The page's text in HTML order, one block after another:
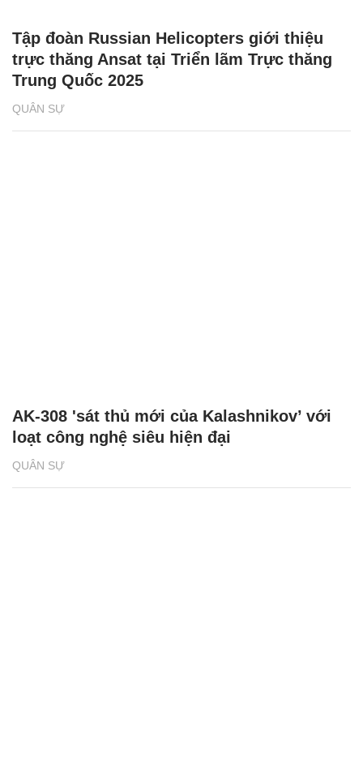
QUÂN SỰ
Tập đoàn Russian Helicopters giới thiệu
trực thăng Ansat tại Triển lãm Trực thăng
Trung Quốc 2025
QUÂN SỰ
AK-308 'sát thủ mới của Kalashnikov’ với
loạt công nghệ siêu hiện đại